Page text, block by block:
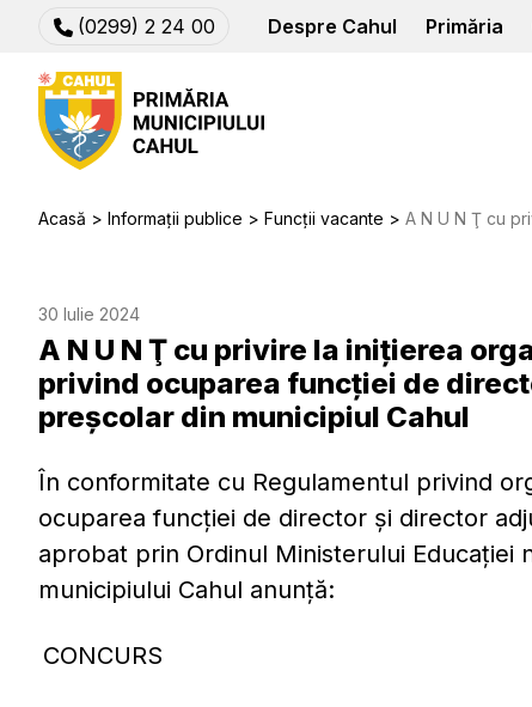
(0299) 2 24 00 Despre Cahul Primăria
Acasă Informații publice Funcții vacante A N U N Ţ сu privire la inițierea organizării și
30 Iulie 2024
A N U N Ţ сu privire la inițierea
privind ocuparea funcției de
preșcolar din municipiul Cahul
În conformitate cu Regulamentul privind
ocuparea funcției de director și director
aprobat prin Ordinul Ministerului Educației
municipiului Cahul anunţă:
CONCURS